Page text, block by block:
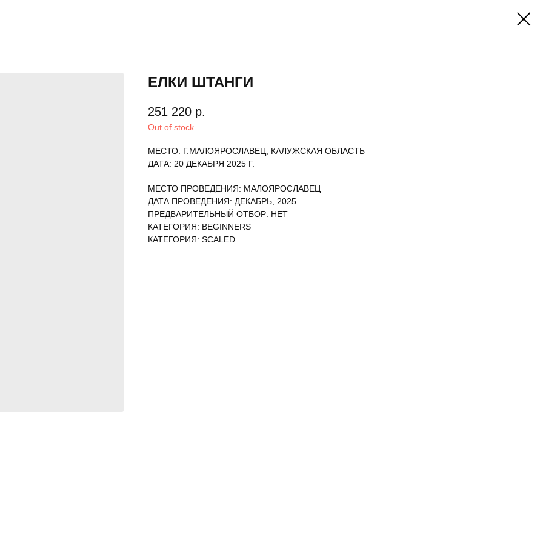
ЕЛКИ ШТАНГИ
251 220 р.
Out of stock
МЕСТО: Г.МАЛОЯРОСЛАВЕЦ, КАЛУЖСКАЯ ОБЛАСТЬ
ДАТА: 20 ДЕКАБРЯ 2025 Г.
МЕСТО ПРОВЕДЕНИЯ: МАЛОЯРОСЛАВЕЦ
ДАТА ПРОВЕДЕНИЯ: ДЕКАБРЬ, 2025
ПРЕДВАРИТЕЛЬНЫЙ ОТБОР: НЕТ
КАТЕГОРИЯ: BEGINNERS
КАТЕГОРИЯ: SCALED